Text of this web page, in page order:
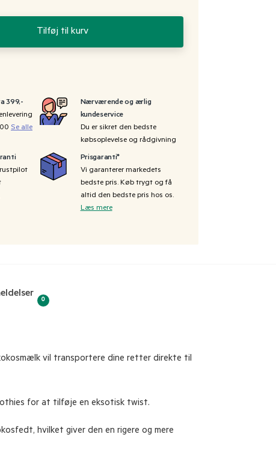
Tilføj til kurv
399,-
Se alle
Nærværende og ærlig
kundeservice
Du er sikret den bedste
købsoplevelse og rådgivning
Prisgaranti*
Vi garanterer markedets
bedste pris. Køb trygt og få
altid den bedste pris hos os.
Læs mere
0
vil transportere dine retter direkte til
for at tilføje en eksotisk twist.
hvilket giver den en rigere og mere